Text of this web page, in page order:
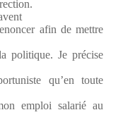
afin de mettre
politique. Je précise
qu’en toute
emploi salarié au